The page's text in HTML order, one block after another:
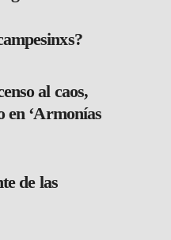
al caos,
en ‘Armonías
de las